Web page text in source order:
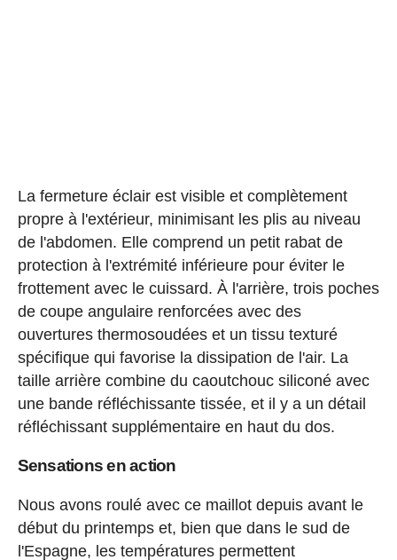
La fermeture éclair est visible et complètement
propre à l'extérieur, minimisant les plis au niveau
de l'abdomen. Elle comprend un petit rabat de
protection à l'extrémité inférieure pour éviter le
frottement avec le cuissard. À l'arrière, trois poches
de coupe angulaire renforcées avec des
ouvertures thermosoudées et un tissu texturé
spécifique qui favorise la dissipation de l'air. La
taille arrière combine du caoutchouc siliconé avec
une bande réfléchissante tissée, et il y a un détail
réfléchissant supplémentaire en haut du dos.
Sensations en action
Nous avons roulé avec ce maillot depuis avant le
début du printemps et, bien que dans le sud de
l'Espagne, les températures permettent